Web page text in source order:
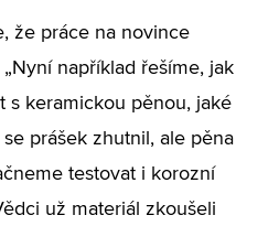
že práce na novince
například řešíme, jak
s keramickou pěnou, jaké
prášek zhutnil, ale pěna
testovat i korozní
už materiál zkoušeli